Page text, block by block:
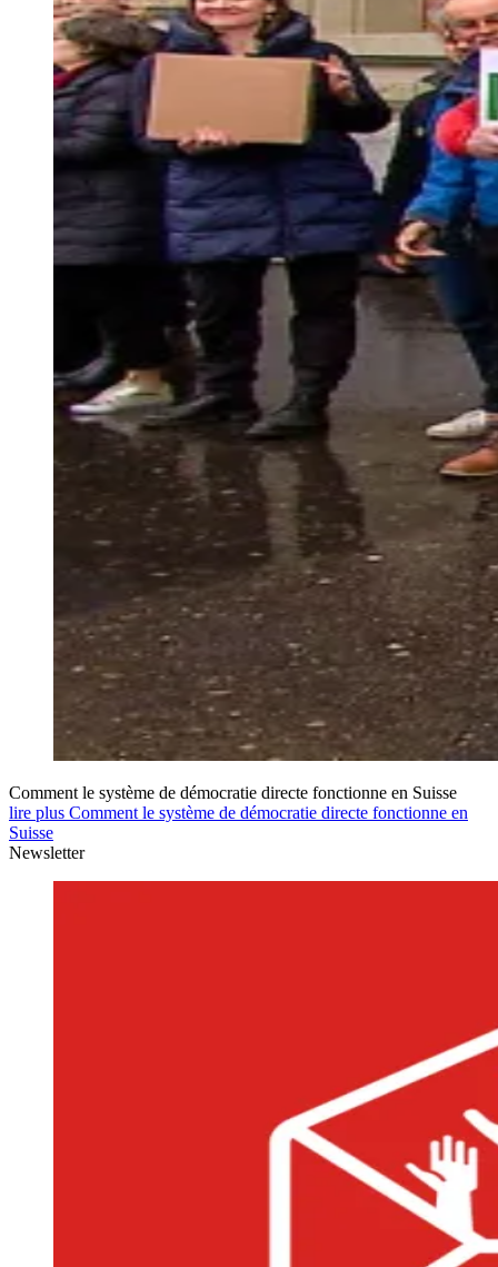
Comment le système de démocratie directe fonctionne en Suisse
lire plus Comment le système de démocratie directe fonctionne en
Suisse
Newsletter